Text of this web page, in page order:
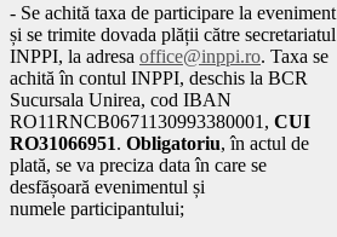
- Se achită taxa de participare la eveniment
și se trimite dovada plății către secretariatul
INPPI, la adresa office@inppi.ro. Taxa se
achită în contul INPPI, deschis la BCR
Sucursala Unirea, cod IBAN
RO11RNCB0671130993380001, CUI
RO31066951. Obligatoriu, în actul de
plată, se va preciza data în care se
desfășoară evenimentul și
numele participantului;